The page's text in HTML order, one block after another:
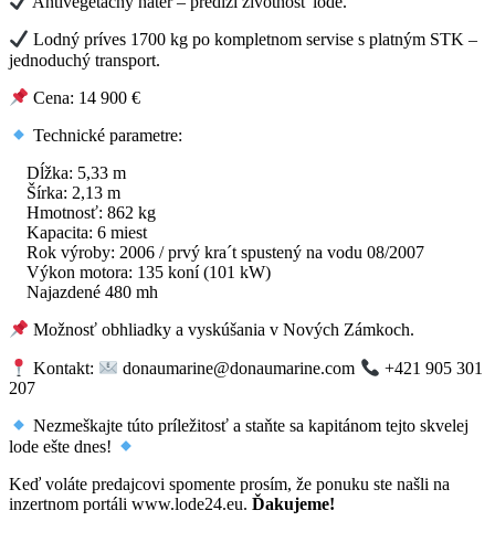
Lodný príves 1700 kg po kompletnom servise s platným STK –
jednoduchý transport.
Cena: 14 900 €
Technické parametre:
Dĺžka: 5,33 m
Šírka: 2,13 m
Hmotnosť: 862 kg
Kapacita: 6 miest
Rok výroby: 2006 / prvý kra´t spustený na vodu 08/2007
Výkon motora: 135 koní (101 kW)
Najazdené 480 mh
Možnosť obhliadky a vyskúšania v Nových Zámkoch.
Kontakt: donaumarine@donaumarine.com
+421 905 301
207
Nezmeškajte túto príležitosť a staňte sa kapitánom tejto skvelej
lode ešte dnes!
Keď voláte predajcovi spomente prosím, že ponuku ste našli na
inzertnom portáli www.lode24.eu. Ďakujeme!